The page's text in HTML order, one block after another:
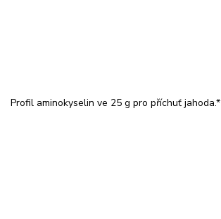
Profil aminokyselin ve 25 g pro příchuť jahoda.*